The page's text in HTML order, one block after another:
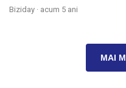
Biziday · acum 5 ani
MAI